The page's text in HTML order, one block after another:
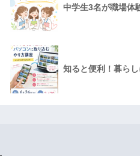
中学生3名が職場体
知ると便利！暮ら